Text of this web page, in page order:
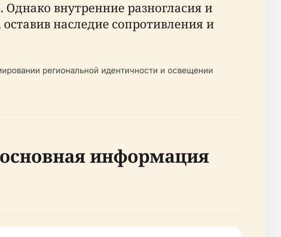
Однако внутренние разногласия и
наследие сопротивления и
региональной идентичности и освещении
информация